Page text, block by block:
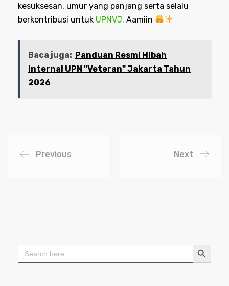
kesuksesan, umur yang panjang serta selalu
berkontribusi untuk UPNVJ. Aamiin
Baca juga: Panduan Resmi Hibah
Internal UPN "Veteran" Jakarta Tahun
2026
Previous Next
Search
for:
Search Button